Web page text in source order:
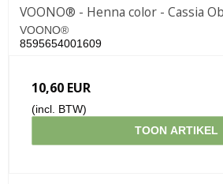
VOONO® - Henna color - Cassia
VOONO®
8595654001609
10,60 EUR
(incl. BTW)
TOON ARTIKEL